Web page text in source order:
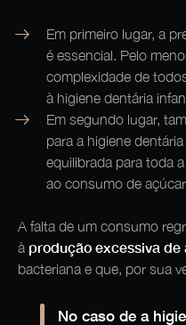
Em primeiro lugar, a
é essencial. Pelo
complexidade de
à higiene dentária
Em segundo lugar,
para a higiene
equilibrada para toda
ao consumo de
A falta de um consumo
à produção excessiva de
bacteriana e que, por sua
No caso de a